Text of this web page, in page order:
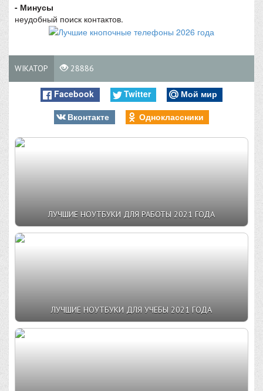
- Минусы
неудобный поиск контактов.
WIKATOP 28886
Facebook Twitter
Мой мир
Вконтакте
Одноклассники
ЛУЧШИЕ НОУТБУКИ ДЛЯ РАБОТЫ 2021 ГОДА
ЛУЧШИЕ НОУТБУКИ ДЛЯ УЧЕБЫ 2021 ГОДА